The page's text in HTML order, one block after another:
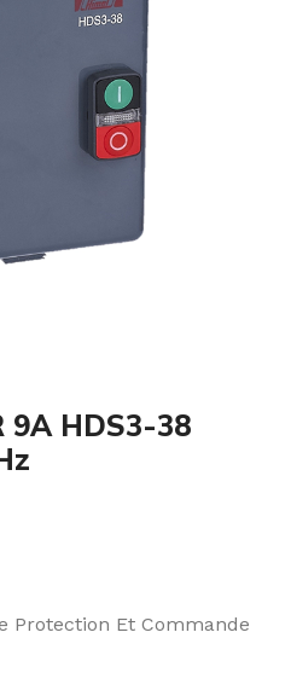
9A HDS3-38
Protection Et Commande